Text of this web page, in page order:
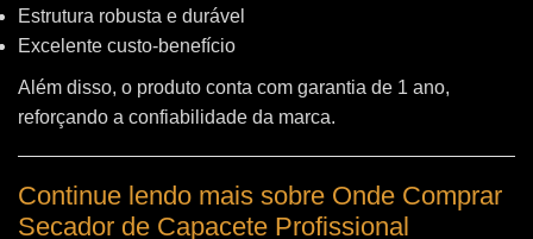
Estrutura robusta e durável
Excelente custo-benefício
Além disso, o produto conta com garantia de 1 ano,
reforçando a confiabilidade da marca.
Continue lendo mais sobre Onde Comprar
Secador de Capacete Profissional